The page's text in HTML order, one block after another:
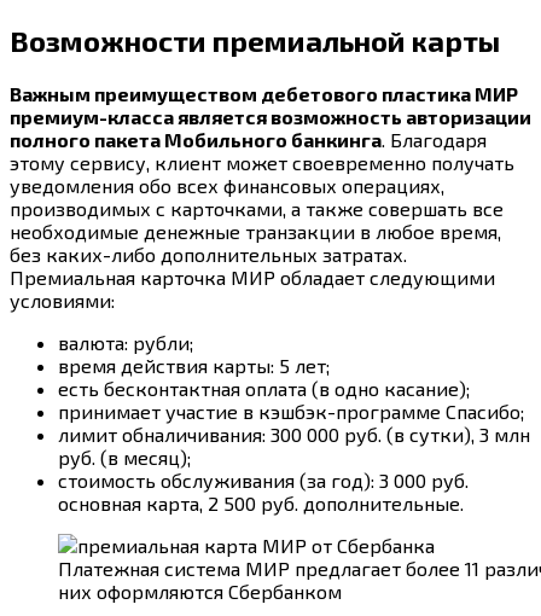
Возможности премиальной карты
Важным преимуществом дебетового пластика МИР
премиум-класса является возможность авторизации
полного пакета Мобильного банкинга . Благодаря
этому сервису, клиент может своевременно получать
уведомления обо всех финансовых операциях,
производимых с карточками, а также совершать все
необходимые денежные транзакции в любое время,
без каких-либо дополнительных затратах.
Премиальная карточка МИР обладает следующими
условиями:
валюта: рубли;
время действия карты: 5 лет;
есть бесконтактная оплата (в одно касание);
принимает участие в кэшбэк-программе Спасибо;
лимит обналичивания: 300 000 руб. (в сутки), 3 млн
руб. (в месяц);
стоимость обслуживания (за год): 3 000 руб.
основная карта, 2 500 руб. дополнительные.
Платежная система МИР предлагает более 11
них оформляются Сбербанком